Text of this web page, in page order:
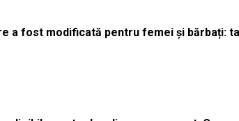
a fost modificată pentru femei și bărbați: